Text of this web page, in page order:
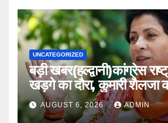
UNCATEGORIZED
बड़ी खबर(हल्द्वानी)कांग्रेस
खड़गे का दौरा, कुमारी शैलजा
।।AUGUST 6, 2026 ADMIN